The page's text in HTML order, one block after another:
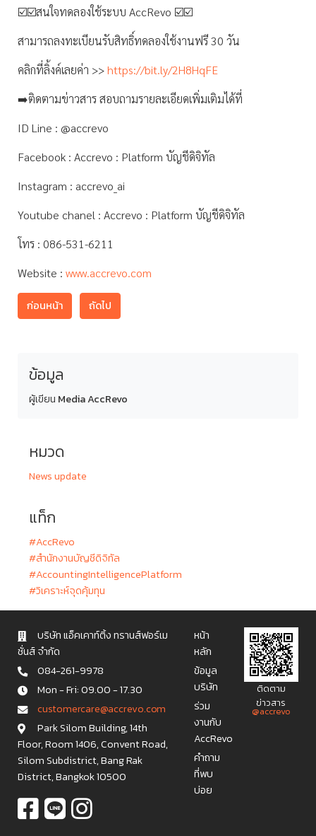
☑️☑️สนใจทดลองใช้ระบบ AccRevo ☑️☑️
สามารถลงทะเบียนรับสิทธิ์ทดลองใช้งานฟรี 30 วัน
คลิกที่ลิ้งค์เลยค่า >>https://bit.ly/2H8HqFE
➡️ติดตามข่าวสาร สอบถามรายละเอียดเพิ่มเติมได้ที่
ID Line : @accrevo
Facebook : Accrevo : Platform บัญชีดิจิทัล
Instagram : accrevo_ai
Youtube chanel : Accrevo : Platform บัญชีดิจิทัล
โทร : 086-531-6211
Website : www.accrevo.com
ก่อนหน้า ถัดไป
ข้อมูล
ผู้เขียน Media AccRevo
หมวด
News update
แท็ก
#AccRevo
#สำนักงานบัญชีดิจิทัล
#AccountingIntelligencePlatform
#วิเคราะห์จุดคุ้มทุน
บริษัท แอ็คเคาท์ติ้ง ทรานส์ฟอร์เม
ชั่นส์ จำกัด
084-261-9978
Mon - Fri: 09.00 - 17.30
c u s t o m e r c a r e @ a c c r e v o . c o m
Park Silom Building, 14th
Floor, Room 1406, Convent Road,
Silom Subdistrict, Bang Rak
District, Bangkok 10500
หน้า
หลัก
ข้อมูล
บริษัท
ร่วม
งานกับ
AccRevo
คำถาม
ที่พบ
บ่อย
ติดตาม
ข่าวสาร
@accrevo